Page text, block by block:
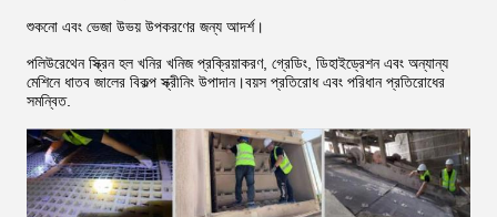
শুকনো এবং ভেজা উভয় উপকরণের জন্য আদর্শ।
পলিউরেথেন স্ক্রিন হল খনির খনিজ প্রক্রিয়াকরণ, গ্রেডিং, ডিহাইড্রেশন এবং অন্যান্য
মেশিনে ধাতব জালের বিকল্প স্ক্রীনিং উপাদান।বয়স প্রতিরোধ এবং পরিধান প্রতিরোধের
সমন্বিত.